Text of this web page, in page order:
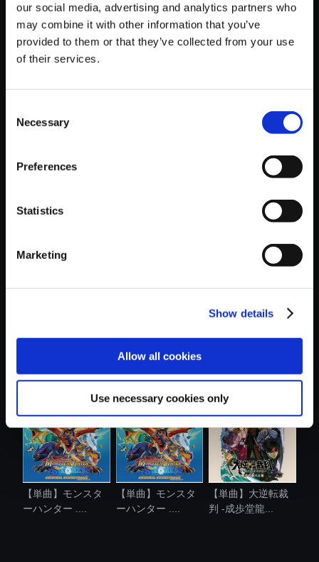
our social media, advertising and analytics partners who
may combine it with other information that you’ve
provided to them or that they’ve collected from your use
of their services.
Selection
Necessary
Preferences
Statistics
Marketing
Show details
Allow all cookies
Use necessary cookies only
【単曲】モンスターハンター ス
トーリーズ オリジナル・サウン
150円
【単曲】モンスタ
【単曲】モンスタ
ーハンター ....
【単曲】モンスタ
ーハンター ....
【単曲】大逆転裁
判 -成歩堂龍...